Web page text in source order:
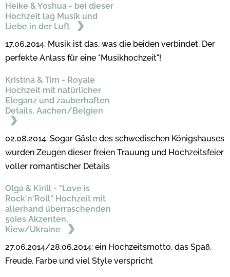
Heike & Yoshua - bei dieser
Hochzeit lag Musik und
Liebe in der Luft
17.06.2014: Musik ist das, was die beiden verbindet. Der
perfekte Anlass für eine "Musikhochzeit"!
Kristina & Tim - Royale
Hochzeit mit natürlicher
Eleganz und zauberhaften
Details, Aachen/Belgien
02.08.2014: Sogar Gäste des schwedischen Königshauses
wurden Zeugen dieser freien Trauung und Hochzeitsfeier
voller romantischer Details
Olga & Kirill - "Love is
Rock'n'Roll" Hochzeit mit
allerhand überraschenden
50ies Akzenten,
Kiew/Ukraine
27.06.2014/28.06.2014: ein Hochzeitsmotto, das Spaß,
Freude, Farbe und viel Style verspricht